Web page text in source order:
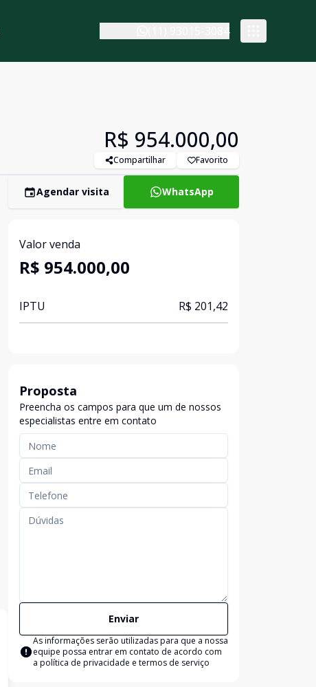
R$ 954.000,00
Compartilhar Favorito
Agendar visita WhatsApp
Valor venda
R$ 954.000,00
IPTU R$ 201,42
Proposta
Preencha os campos para que um de nossos
especialistas entre em contato
Enviar
As informações serão utilizadas para que a nossa
equipe possa entrar em contato de acordo com
a política de privacidade e termos de serviço